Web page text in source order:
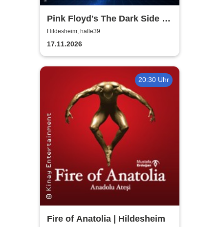
Pink Floyd's The Dark Side of
the Moon - In Concert
Hildesheim, halle39
17.11.2026
20:30 Uhr
Fire of Anatolia | Hildesheim